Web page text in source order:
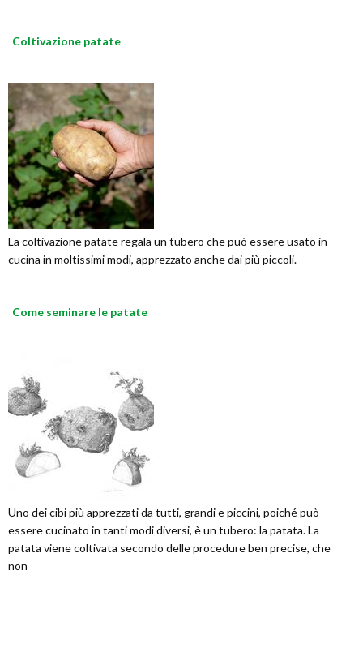
Coltivazione patate
La coltivazione patate regala un tubero che può essere usato in
cucina in moltissimi modi, apprezzato anche dai più piccoli.
Come seminare le patate
Uno dei cibi più apprezzati da tutti, grandi e piccini, poiché può
essere cucinato in tanti modi diversi, è un tubero: la patata. La
patata viene coltivata secondo delle procedure ben precise, che
non